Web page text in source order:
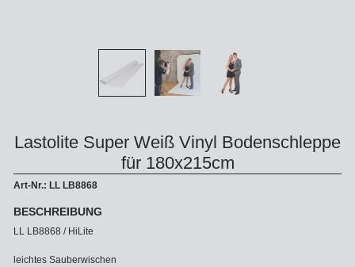
Lastolite Super Weiß Vinyl Bodenschleppe
für 180x215cm
Art-Nr.: LL LB8868
BESCHREIBUNG
LL LB8868 / HiLite
leichtes Sauberwischen